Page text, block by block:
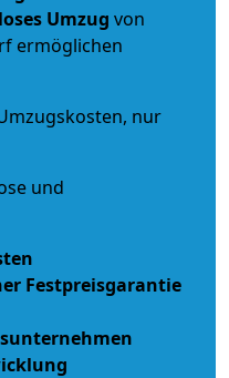
Umzug von
ermöglichen
nur
und
Festpreisgarantie